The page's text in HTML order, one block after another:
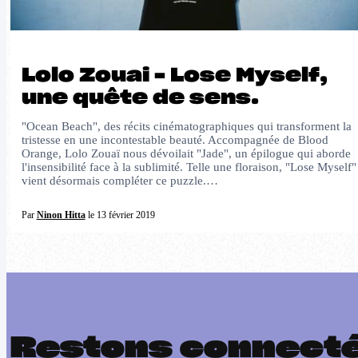
Lolo Zouai – Lose Myself,
une quête de sens.
"Ocean Beach", des récits cinématographiques qui transforment la
tristesse en une incontestable beauté. Accompagnée de Blood
Orange, Lolo Zouaï nous dévoilait "Jade", un épilogue qui aborde
l'insensibilité face à la sublimité. Telle une floraison, "Lose Myself"
vient désormais compléter ce puzzle.…
Par Ninon Hittale 13 février 2019
Restons